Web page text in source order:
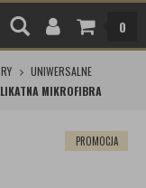
0
UNIWERSALNE
MIKROFIBRA
PROMOCJA